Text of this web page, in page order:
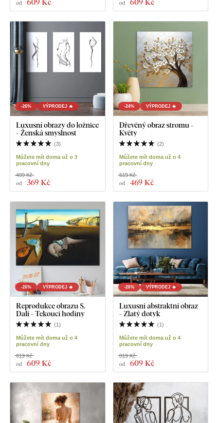
od od
-26% VÝPRODEJ 🔥
Luxusní obrazy do ložnice
- Ženská smyslnost
(3)
Můžete mít doma už o 3
pracovní dny
od 369 Kč
499 Kč
-24% VÝPRODEJ 🔥
Dřevěný obraz stromu -
Květy
(2)
Můžete mít doma už o 4
pracovní dny
od 469 Kč
619 Kč
-26% VÝPRODEJ 🔥
Reprodukce obrazu S.
Dalí - Tekoucí hodiny
(1)
Můžete mít doma už o 4
pracovní dny
od 609 Kč
819 Kč
-26% VÝPRODEJ 🔥
Luxusní abstraktní obraz
- Zlatý dotyk
(1)
Můžete mít doma už o 4
pracovní dny
od 609 Kč
819 Kč